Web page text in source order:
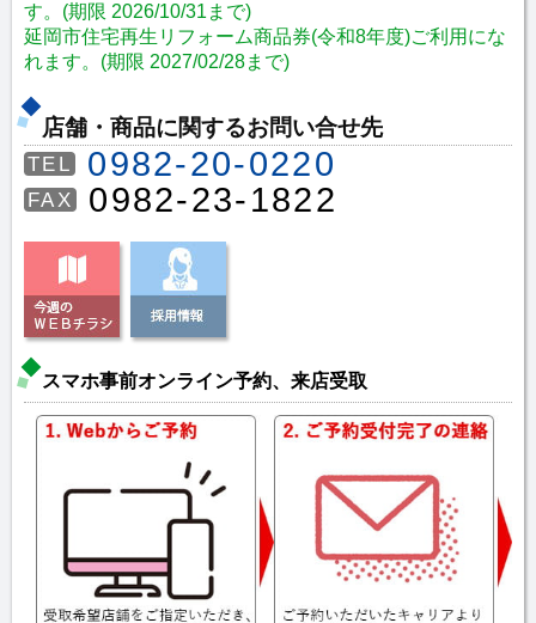
す。(期限 2026/10/31まで)
延岡市住宅再生リフォーム商品券(令和8年度)ご利用にな
れます。(期限 2027/02/28まで)
店舗・商品に関するお問い合せ先
TEL 0982-20-0220
FAX 0982-23-1822
スマホ事前オンライン予約、来店受取